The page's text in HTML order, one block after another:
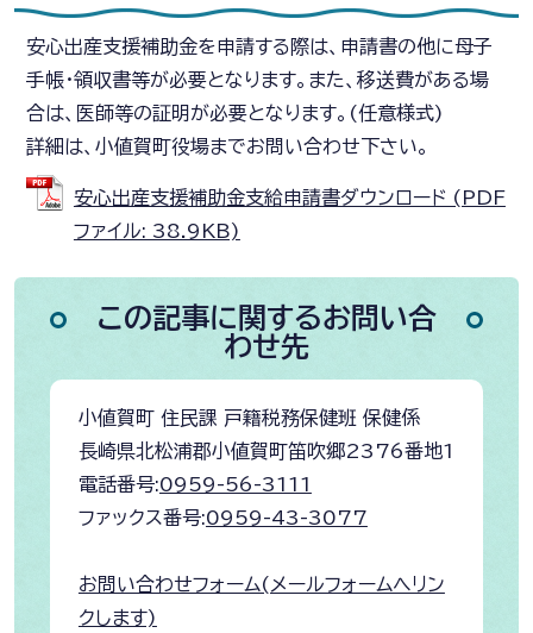
安心出産支援補助金を申請する際は、申請書の他に母子
手帳・領収書等が必要となります。また、移送費がある場
合は、医師等の証明が必要となります。(任意様式)
詳細は、小値賀町役場までお問い合わせ下さい。
安心出産支援補助金支給申請書ダウンロード (PDF
ファイル: 38.9KB)
この記事に関するお問い合
わせ先
小値賀町 住民課 戸籍税務保健班 保健係
長崎県北松浦郡小値賀町笛吹郷2376番地1
電話番号:0959-56-3111
ファックス番号:0959-43-3077
お問い合わせフォーム(メールフォームへリン
クします)